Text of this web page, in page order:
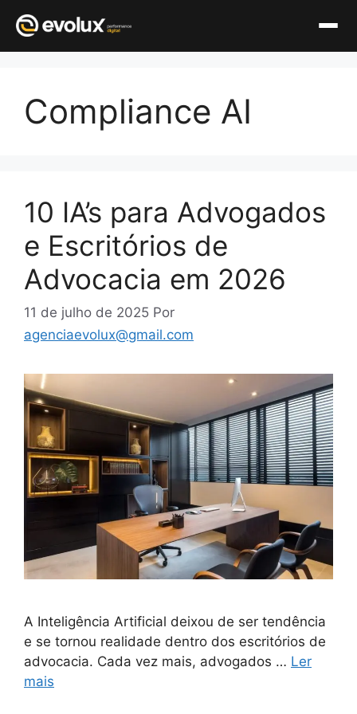
conteúdo
Compliance AI
10 IA’s para Advogados
e Escritórios de
Advocacia em 2026
11 de julho de 2025 Por
agenciaevolux@gmail.com
A Inteligência Artificial deixou de ser tendência
e se tornou realidade dentro dos escritórios de
advocacia. Cada vez mais, advogados … Ler
mais